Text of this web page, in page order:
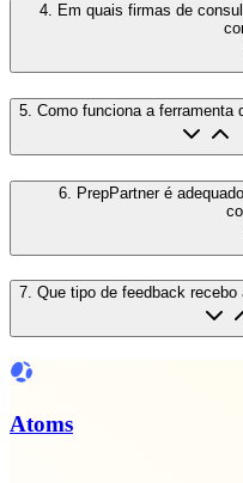
4. Em quais firmas de
5 Como funciona a ferramenta
6. PrepPartner é
7. Que tipo de feedback
Atoms